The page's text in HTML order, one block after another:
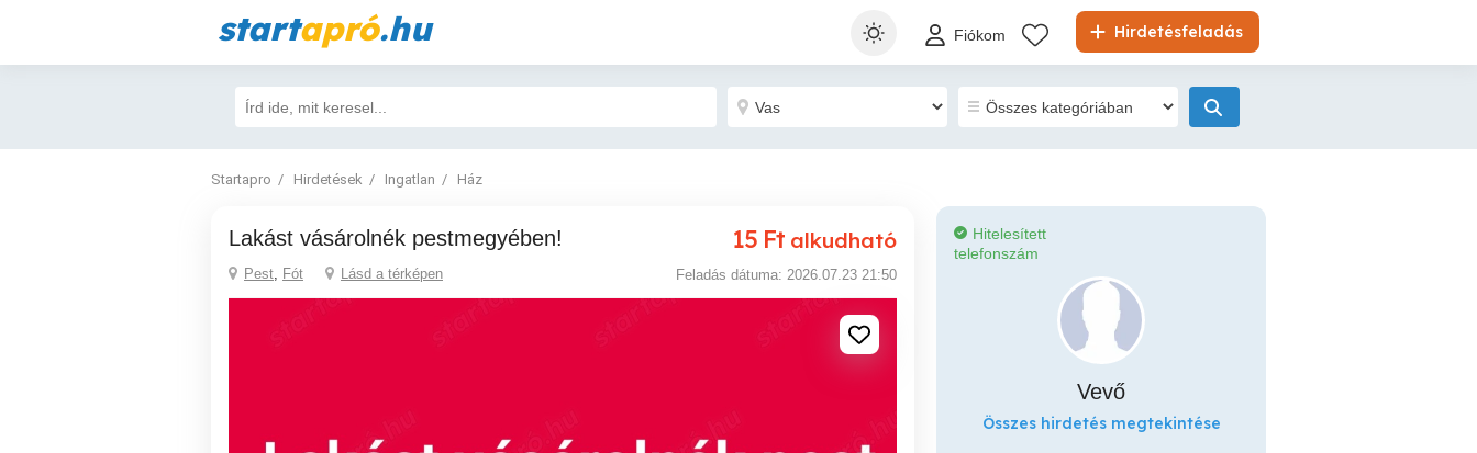
startapró.hu Hirdetésfeladás
Fiókom
Startapro Hirdetések Ingatlan Ház
Lakást vásárolnék pestmegyében! 15 Ft alkudható
Pest, Fót Lásd a térképen Feladás dátuma: 2026.07.23 21:50
Hitelesített
telefonszám
Vevő
Összes hirdetés megtekintése